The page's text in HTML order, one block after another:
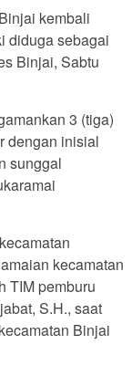
kembali
diduga sebagai
Binjai, Sabtu
3 (tiga)
dengan inisial
sunggal
kecamatan
TIM pemburu
S.H., saat
Binjai